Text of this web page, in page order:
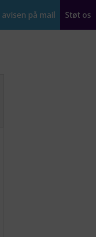
avisen på mail Støt os